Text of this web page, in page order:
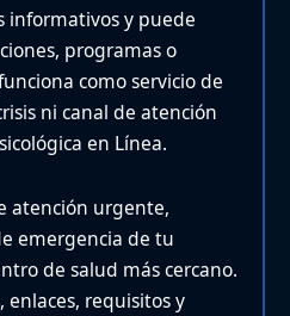
informativos y puede
programas o
como servicio de
ni canal de atención
en Línea.
atención urgente,
emergencia de tu
de salud más cercano.
enlaces, requisitos y